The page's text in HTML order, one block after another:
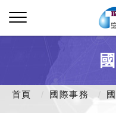
首頁 國際事務